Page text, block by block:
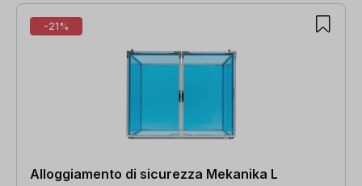
-21%
Alloggiamento di sicurezza Mekanika L